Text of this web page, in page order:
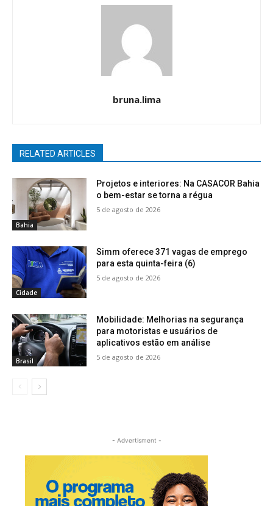
bruna.lima
RELATED ARTICLES
Bahia
Projetos e interiores: Na CASACOR Bahia
o bem-estar se torna a régua
5 de agosto de 2026
Cidade
Simm oferece 371 vagas de emprego
para esta quinta-feira (6)
5 de agosto de 2026
Brasil
Mobilidade: Melhorias na segurança
para motoristas e usuários de
aplicativos estão em análise
5 de agosto de 2026
- Advertisment -